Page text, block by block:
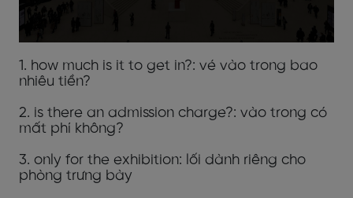
1. how much is it to get in?: vé vào trong bao
nhiêu tiền?
2. is there an admission charge?: vào trong có
mất phí không?
3. only for the exhibition: lối dành riêng cho
phòng trưng bày